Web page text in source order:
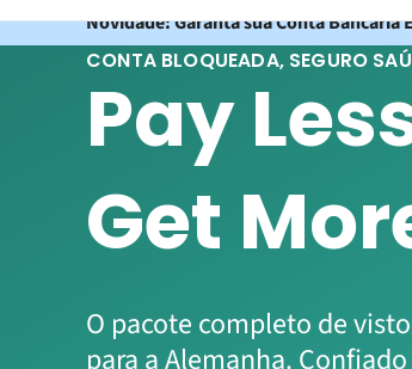
Novidade: Garanta sua Conta
CONTA BLOQUEADA, SEGURO
Pay
Get
O pacote completo de
para a Alemanha.